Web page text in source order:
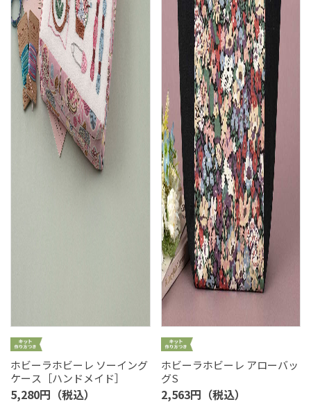
ホビーラホビーレ ソーイング
ケース［ハンドメイド］
5,280円（税込）
ホビーラホビーレ アローバッ
グS
2,563円（税込）